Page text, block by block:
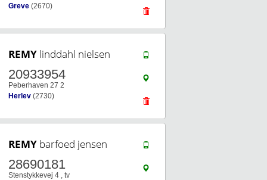
Greve (2670)
REMY linddahl nielsen
20933954
Peberhaven 27 2
Herlev (2730)
REMY barfoed jensen
28690181
Stenstykkevej 4 , tv